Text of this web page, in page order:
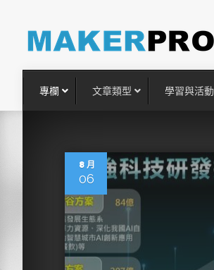
專欄 文章類型 學習與活動
8 月
06